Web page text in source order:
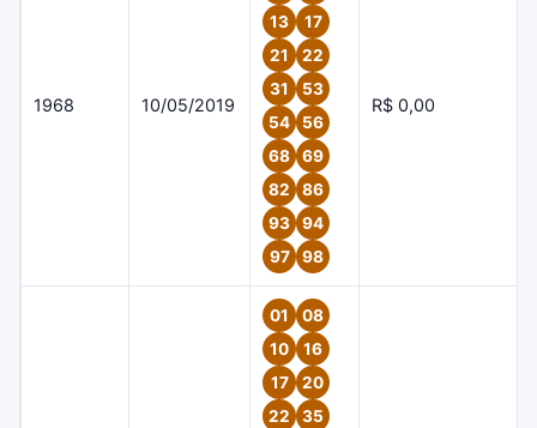
1968 10/05/2019
13
17
21
22
31
53
54
56
68
69
82
86
93
94
97
98
R$ 0,00
01
08
10
16
17
20
22
35